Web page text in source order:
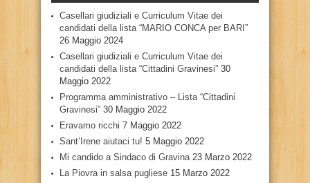
Casellari giudiziali e Curriculum Vitae dei
candidati della lista “MARIO CONCA per BARI”
26 Maggio 2024
Casellari giudiziali e Curriculum Vitae dei
candidati della lista “Cittadini Gravinesi” 30
Maggio 2022
Programma amministrativo – Lista “Cittadini
Gravinesi” 30 Maggio 2022
Eravamo ricchi 7 Maggio 2022
Sant’Irene aiutaci tu! 5 Maggio 2022
Mi candido a Sindaco di Gravina 23 Marzo 2022
La Piovra in salsa pugliese 15 Marzo 2022